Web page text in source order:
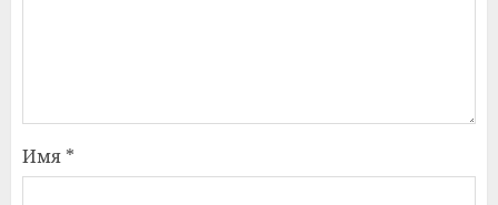
Имя *